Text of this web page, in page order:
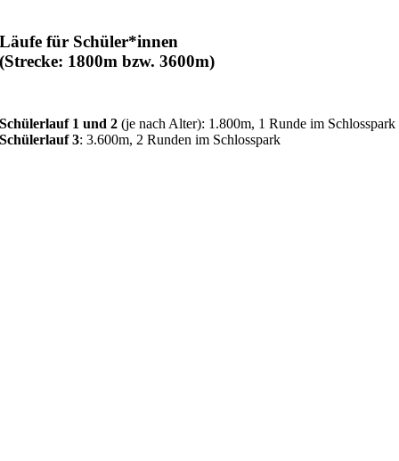
Läufe für Schüler*innen
(Strecke: 1800m bzw. 3600m)
Schülerlauf 1 und 2 (je nach Alter): 1.800m, 1 Runde im Schlosspark
Schülerlauf 3: 3.600m, 2 Runden im Schlosspark